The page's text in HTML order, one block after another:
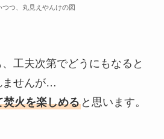
つつ、丸見えやんけの図
工夫次第でどうにもなると
ませんが…
火を楽しめると思います。